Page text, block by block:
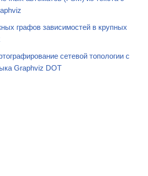
графов зависимостей в крупных
сетевой топологии с
Graphviz DOT